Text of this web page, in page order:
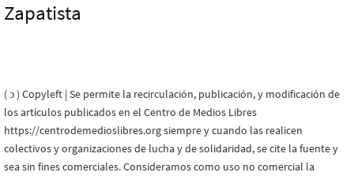
Zapatista
( ɔ ) Copyleft | Se permite la recirculación, publicación, y modificación de
los artículos publicados en el Centro de Medios Libres
https://centrodemedioslibres.org siempre y cuando las realicen
colectivos y organizaciones de lucha y de solidaridad, se cite la fuente y
sea sin fines comerciales. Consideramos como uso no comercial la